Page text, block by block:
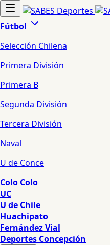
Fútbol
Selección Chilena
Primera División
Primera B
Segunda División
Tercera División
Naval
U de Conce
Colo Colo
UC
U de Chile
Huachipato
Fernández Vial
Deportes Concepción